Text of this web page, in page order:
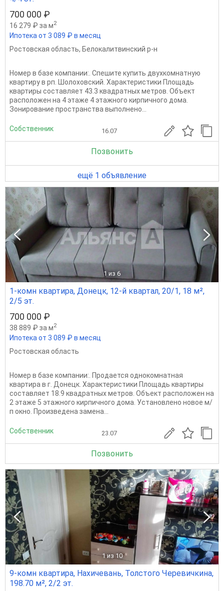
700 000 ₽
16 279 ₽ за м2
Ипотека от 3 089 ₽ в месяц
Ростовская область, Белокалитвинский р-н
Номер в базе компании:. Спешите купить двухкомнатную
квартиру в рп. Шолоховский. Характеристики Площадь
квартиры составляет 43.3 квадратных метров. Объект
расположен на 4 этаже 4 этажного кирпичного дома.
Зонирование пространства выполнено...
Собственник 16.07
Позвонить
ещё 1 объявление
1 из 6
1-комн квартира, Донецк, 12-й квартал, 20/1, 18 м²,
2/5 эт.
700 000 ₽
38 889 ₽ за м2
Ипотека от 3 089 ₽ в месяц
Ростовская область
Номер в базе компании:. Продается однокомнатная
квартира в г. Донецк. Характеристики Площадь квартиры
составляет 18.9 квадратных метров. Объект расположен на
2 этаже 5 этажного кирпичного дома. Установлeно новое м/
п окно. Произвeденa замeнa...
Собственник 23.07
Позвонить
1 из 10
9-комн квартира, Нахичевань, Толстого Черевичкина,
198.70 м², 2/2 эт.